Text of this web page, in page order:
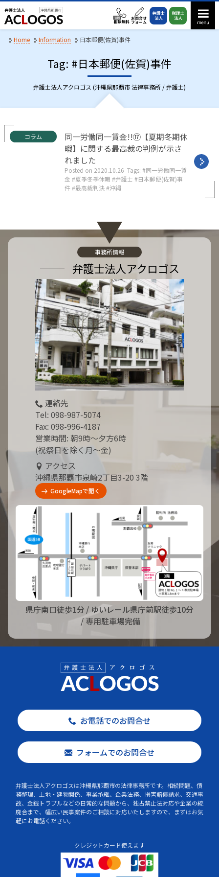
i
t
e
Home Information 日本郵便(佐賀)事件
Tag: #日本郵便(佐賀)事件
弁護士法人アクロゴス (沖縄県那覇市 法律事務所 / 弁護士)
C
a
コラム
同一労働同一賃金!!⑰【夏期冬期休
暇】に関する最高裁の判例が示さ
れました
Posted on 2020.10.26 Tags:
同一労働同一賃
金
夏季冬季休暇 弁護士
日本郵便(佐賀)事
件
最高裁判決 沖縄
事務所情報
弁護士法人アクロゴス
連絡先
Tel: 098-987-5074
Fax: 098-996-4187
営業時間: 朝9時～夕方6時
(祝祭日を除く月～金)
アクセス
沖縄県那覇市泉崎2丁目3-20 3階
GoogleMapで開く
県庁南口徒歩1分/ ゆいレール県庁前駅徒歩10分
/ 専用駐車場完備
お電話でのお問合せ
フォームでのお問合せ
弁護士法人アクロゴスは沖縄県那覇市の法律事務所です。相続問題、債
務整理、土地・建物関係、事業承継、企業法務、損害賠償請求、交通事
故、金銭トラブルなどの日常的な問題から、独占禁止法対応や企業の統
廃合まで、幅広い民事案件のご相談に対応いたしますので、まずはお気
軽にお電話ください。
クレジットカード使えます